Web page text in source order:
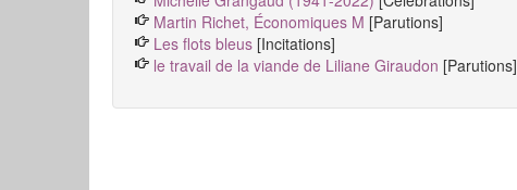
Martin Richet, Économiques M [Parutions]
Les flots bleus [Incitations]
le travail de la viande de Liliane Giraudon [Parutions]